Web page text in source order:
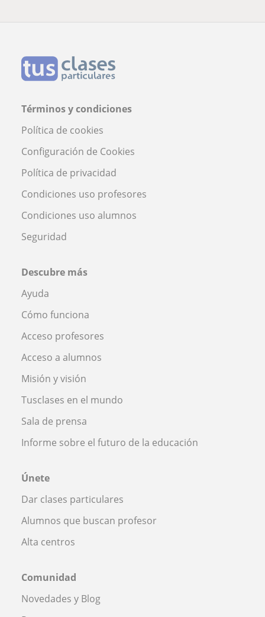
Términos y condiciones
Política de cookies
Configuración de Cookies
Política de privacidad
Condiciones uso profesores
Condiciones uso alumnos
Seguridad
Descubre más
Ayuda
Cómo funciona
Acceso profesores
Acceso a alumnos
Misión y visión
Tusclases en el mundo
Sala de prensa
Informe sobre el futuro de la educación
Únete
Dar clases particulares
Alumnos que buscan profesor
Alta centros
Comunidad
Novedades y Blog